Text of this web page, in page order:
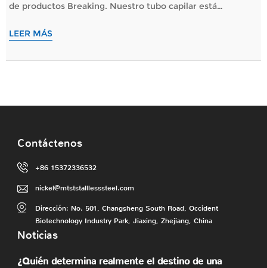
de productos Breaking. Nuestro tubo capilar está
mejor grado, que se ajustan a los más altos estándares de
la industria. Están diseñados meticulosamente ...
LEER MÁS
Contáctenos
+86 15372336532
nickel@mtststalllesssteel.com
Dirección: No. 501, Changsheng South Road, Occident
Biotechnology Industry Park, Jiaxing, Zhejiang, China
Noticias
¿Quién determina realmente el destino de una